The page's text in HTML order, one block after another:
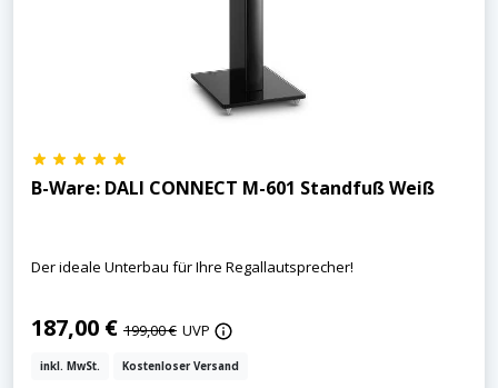
B-Ware: DALI CONNECT M-601 Standfuß Weiß
Der ideale Unterbau für Ihre Regallautsprecher!
187,00 € 199,00 € UVP
inkl. MwSt. Kostenloser Versand